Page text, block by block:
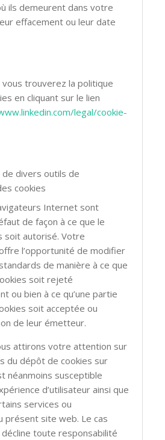
ils demeurent dans votre
effacement ou leur date
vous trouverez la politique
en cliquant sur le lien
legal/cookie-
divers outils de
cookies
Internet sont
de façon à ce que le
soit autorisé. Votre
l’opportunité de modifier
de manière à ce que
soit rejeté
ou bien à ce qu’une partie
soit acceptée ou
de leur émetteur.
attirons votre attention sur
du dépôt de cookies sur
néanmoins susceptible
d’utilisateur ainsi que
services ou
présent site web. Le cas
décline toute responsabilité